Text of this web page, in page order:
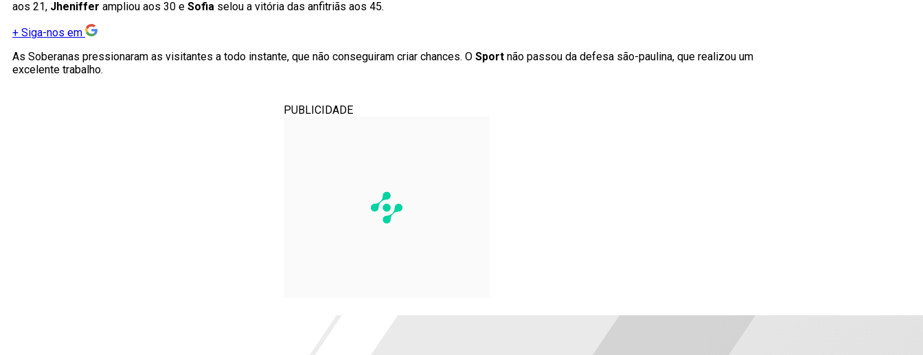
aos 21, Jheniffer ampliou aos 30 e Sofia selou a vitória das anfitriãs aos 45.
+ Siga-nos em
As Soberanas pressionaram as visitantes a todo instante, que não conseguiram criar chances. O Sport não passou da defesa são-paulina, que realizou um
excelente trabalho.
PUBLICIDADE